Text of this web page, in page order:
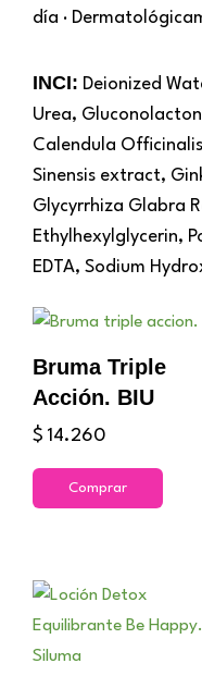
día ·
INCI: Deionized
Urea,
Calendula
Sinensis extract,
Glycyrrhiza Glabra
Ethylhexylglycerin,
EDTA, Sodium
Bruma Triple
Acción. BIU
$ 14.260
Comprar